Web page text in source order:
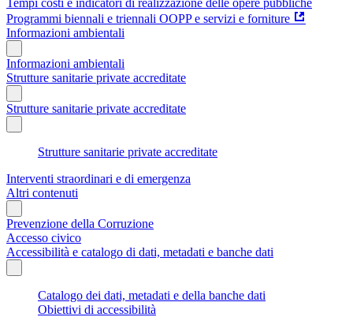
Programmi biennali e triennali OOPP e servizi e forniture
Informazioni ambientali
Informazioni ambientali
Strutture sanitarie private accreditate
Strutture sanitarie private accreditate
Strutture sanitarie private accreditate
Interventi straordinari e di emergenza
Altri contenuti
Prevenzione della Corruzione
Accesso civico
Accessibilità e catalogo di dati, metadati e banche dati
Catalogo dei dati, metadati e della banche dati
Obiettivi di accessibilità